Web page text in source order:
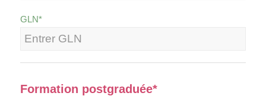
GLN*
Formation postgraduée*